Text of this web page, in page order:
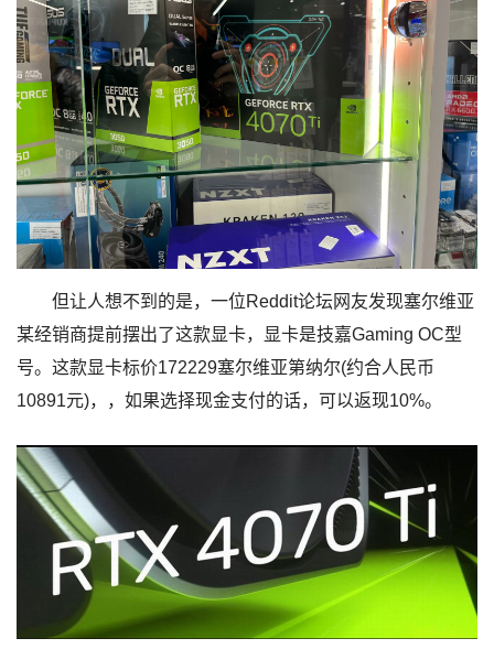
但让人想不到的是，一位Reddit论坛网友发现塞尔维亚
某经销商提前摆出了这款显卡，显卡是技嘉Gaming OC型
号。这款显卡标价172229塞尔维亚第纳尔(约合人民币
10891元)，，如果选择现金支付的话，可以返现10%。